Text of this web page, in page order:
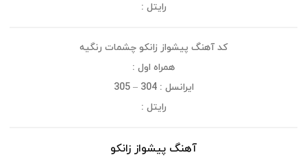
رایتل :
کد آهنگ پیشواز زانکو چشمات رنگیه
همراه اول :
ایرانسل : 304 – 305
رایتل :
آهنگ پیشواز زانکو